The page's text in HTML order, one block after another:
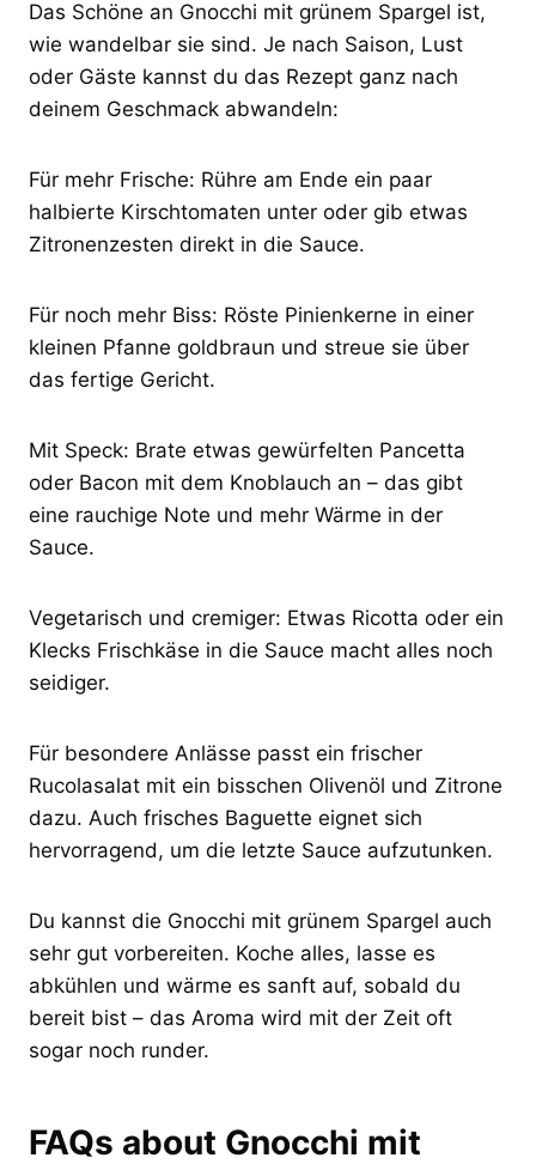
Das Schöne an Gnocchi mit grünem Spargel ist,
wie wandelbar sie sind. Je nach Saison, Lust
oder Gäste kannst du das Rezept ganz nach
deinem Geschmack abwandeln:
Für mehr Frische: Rühre am Ende ein paar
halbierte Kirschtomaten unter oder gib etwas
Zitronenzesten direkt in die Sauce.
Für noch mehr Biss: Röste Pinienkerne in einer
kleinen Pfanne goldbraun und streue sie über
das fertige Gericht.
Mit Speck: Brate etwas gewürfelten Pancetta
oder Bacon mit dem Knoblauch an – das gibt
eine rauchige Note und mehr Wärme in der
Sauce.
Vegetarisch und cremiger: Etwas Ricotta oder ein
Klecks Frischkäse in die Sauce macht alles noch
seidiger.
Für besondere Anlässe passt ein frischer
Rucolasalat mit ein bisschen Olivenöl und Zitrone
dazu. Auch frisches Baguette eignet sich
hervorragend, um die letzte Sauce aufzutunken.
Du kannst die Gnocchi mit grünem Spargel auch
sehr gut vorbereiten. Koche alles, lasse es
abkühlen und wärme es sanft auf, sobald du
bereit bist – das Aroma wird mit der Zeit oft
sogar noch runder.
FAQs about Gnocchi mit